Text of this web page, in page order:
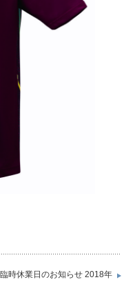
臨時休業日のお知らせ 2018年